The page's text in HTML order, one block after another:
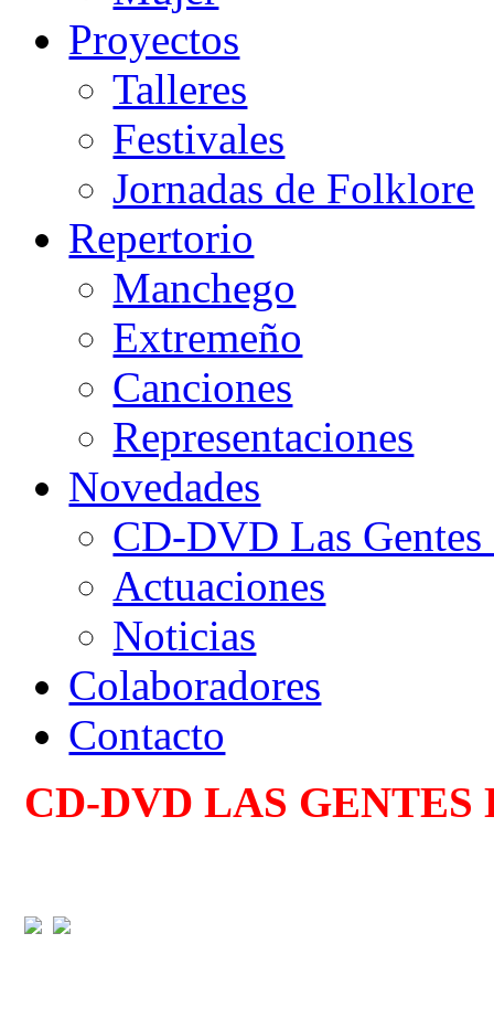
Proyectos
Talleres
Festivales
Jornadas de Folklore
Repertorio
Manchego
Extremeño
Canciones
Representaciones
Novedades
CD-DVD Las Gentes
Actuaciones
Noticias
Colaboradores
Contacto
CD-DVD LAS